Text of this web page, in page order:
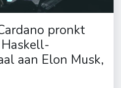
pronkt
aan Elon Musk,